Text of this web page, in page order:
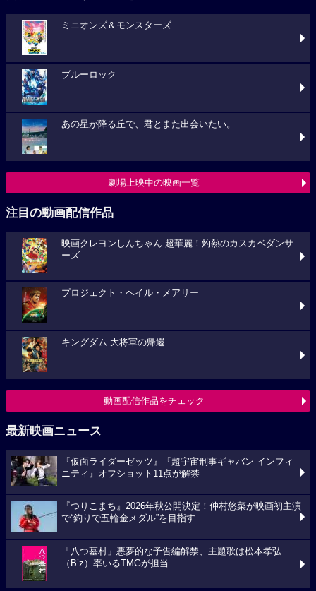
ミニオンズ＆モンスターズ
ブルーロック
あの星が降る丘で、君とまた出会いたい。
劇場上映中の映画一覧
注目の動画配信作品
映画クレヨンしんちゃん 超華麗！灼熱のカスカベダンサ
ーズ
プロジェクト・ヘイル・メアリー
キングダム 大将軍の帰還
動画配信作品をチェック
最新映画ニュース
『仮面ライダーゼッツ』『超宇宙刑事ギャバン インフィ
ニティ』オフショット11点が解禁
『つりこまち』2026年秋公開決定！仲村悠菜が映画初主演
で“釣りで五輪金メダル”を目指す
「八つ墓村」悪夢的な予告編解禁、主題歌は松本孝弘
（B’z）率いるTMGが担当